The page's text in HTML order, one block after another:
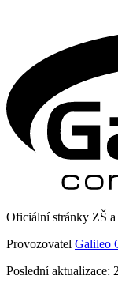
Oficiální stránky ZŠ
Provozovatel Galileo
Poslední aktualizace: